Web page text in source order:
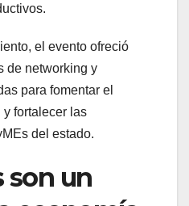
el evento ofreció
de networking y
para fomentar el
fortalecer las
del estado.
son un